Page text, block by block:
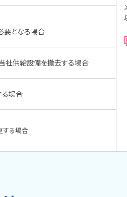
要となる場合
社供給設備を撤去する場合
場合
する場合